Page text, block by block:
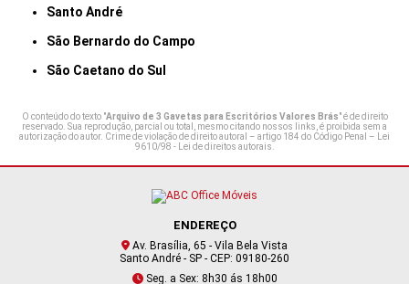
Santo André
São Bernardo do Campo
São Caetano do Sul
O conteúdo do texto "Arquivo de 3 Gavetas para Escritórios Valores Brás" é de direito
reservado. Sua reprodução, parcial ou total, mesmo citando nossos links, é proibida sem a
autorização do autor. Crime de violação de direito autoral – artigo 184 do Código Penal – Lei
9610/98 - Lei de direitos autorais.
ENDEREÇO
Av. Brasília, 65 - Vila Bela Vista
Santo André - SP - CEP: 09180-260
Seg. a Sex: 8h30 ás 18h00